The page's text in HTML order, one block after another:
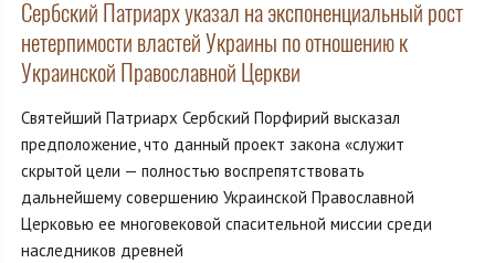
Сербский Патриарх указал на экспоненциальный рост
нетерпимости властей Украины по отношению к
Украинской Православной Церкви
Святейший Патриарх Сербский Порфирий высказал
предположение, что данный проект закона «служит
скрытой цели — полностью воспрепятствовать
дальнейшему совершению Украинской Православной
Церковью ее многовековой спасительной миссии среди
наследников древней